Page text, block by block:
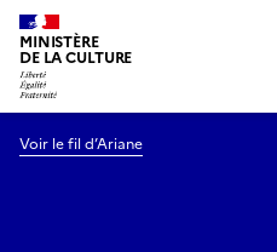
MINISTÈRE
DE LA CULTURE
Voir le fil d’Ariane